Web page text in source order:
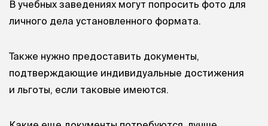
В учебных заведениях могут попросить фото для
личного дела установленного формата.
Также нужно предоставить документы,
подтверждающие индивидуальные достижения
и льготы, если таковые имеются.